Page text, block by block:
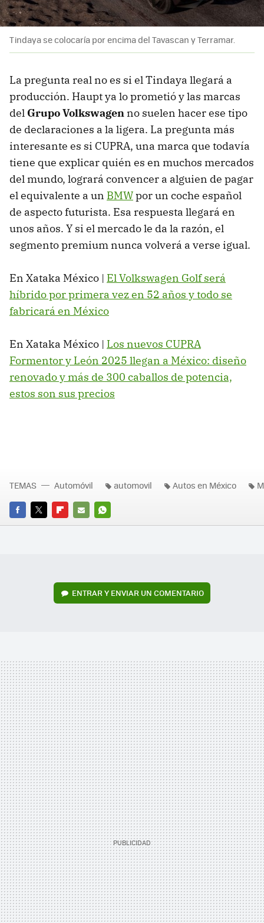
Tindaya se colocaría por encima del Tavascan y Terramar.
La pregunta real no es si el Tindaya llegará a
producción. Haupt ya lo prometió y las marcas
del Grupo Volkswagen no suelen hacer ese tipo
de declaraciones a la ligera. La pregunta más
interesante es si CUPRA, una marca que todavía
tiene que explicar quién es en muchos mercados
del mundo, logrará convencer a alguien de pagar
el equivalente a un BMWpor un coche español
de aspecto futurista. Esa respuesta llegará en
unos años. Y si el mercado le da la razón, el
segmento premium nunca volverá a verse igual.
En Xataka México | El Volkswagen Golf será
híbrido por primera vez en 52 años y todo se
fabricará en México
En Xataka México | Los nuevos CUPRA
Formentor y León 2025 llegan a México: diseño
renovado y más de 300 caballos de potencia,
estos son sus precios
FACEBOOK
TWITTERFLIPBOARD
E-
WHATSAPP
TEMAS Automóvil automovil Autos en México
ENTRAR Y ENVIAR UN COMENTARIO